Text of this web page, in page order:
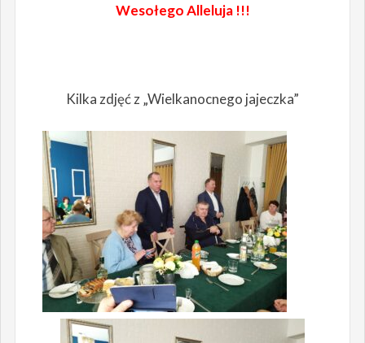
Wesołego Alleluja !!!
Kilka zdjęć z „Wielkanocnego jajeczka”